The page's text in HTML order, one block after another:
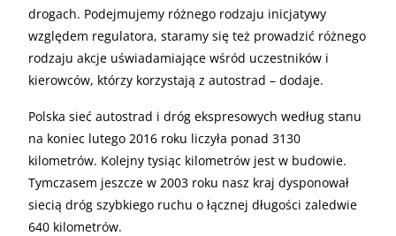
drogach. Podejmujemy różnego rodzaju inicjatywy
względem regulatora, staramy się też prowadzić różnego
rodzaju akcje uświadamiające wśród uczestników i
kierowców, którzy korzystają z autostrad – dodaje.
Polska sieć autostrad i dróg ekspresowych według stanu
na koniec lutego 2016 roku liczyła ponad 3130
kilometrów. Kolejny tysiąc kilometrów jest w budowie.
Tymczasem jeszcze w 2003 roku nasz kraj dysponował
siecią dróg szybkiego ruchu o łącznej długości zaledwie
640 kilometrów.